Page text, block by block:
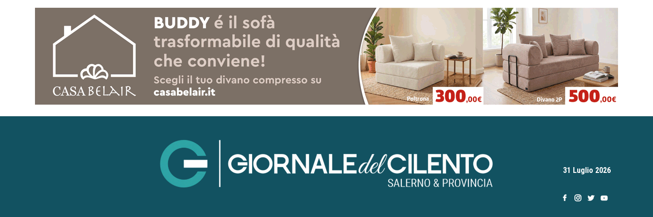
31 Luglio 2026